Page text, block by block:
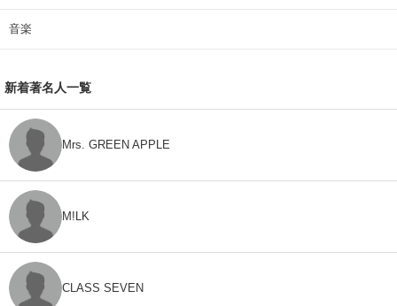
音楽
新着著名人一覧
Mrs. GREEN APPLE
M!LK
CLASS SEVEN